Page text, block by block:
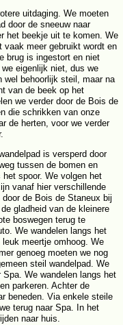
uitdaging. We moeten
door de sneeuw naar
het beekje uit te komen. We
vaak meer gebruikt wordt en
brug is ingestort en niet
eigenlijk niet, dus we
wel behoorlijk steil, maar na
van de beek op het
we verder door de Bois de
die schrikken van onze
de herten, voor we verder
is versperd door
tussen de bomen en
spoor. We volgen het
vanaf hier verschillende
de Bois de Staneux bij
gladheid van de kleinere
boswegen terug te
We wandelen langs het
meertje omhoog. We
genoeg moeten we nog
steil wandelpad. We
Spa. We wandelen langs het
parkeren. Achter de
beneden. Via enkele steile
terug naar Spa. In het
naar huis.